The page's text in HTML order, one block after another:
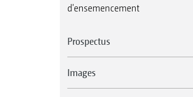
d'ensemencement
Prospectus
Images